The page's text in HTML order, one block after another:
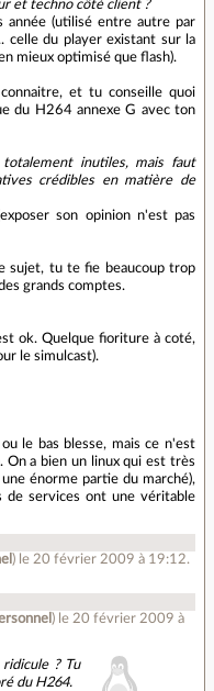
et techno côté client ?
année (utilisé entre autre par
celle du player existant sur la
mieux optimisé que flash).
et tu conseille quoi
du H264 annexe G avec ton
inutiles, mais faut
crédibles en matière de
son opinion n'est pas
sujet, tu te fie beaucoup trop
grands comptes.
ok. Quelque fioriture à coté,
le simulcast).
le bas blesse, mais ce n'est
On a bien un linux qui est très
énorme partie du marché),
services ont une véritable
) le 20 février 2009 à 19:12.
) le 20 février 2009 à
? Tu
du H264.